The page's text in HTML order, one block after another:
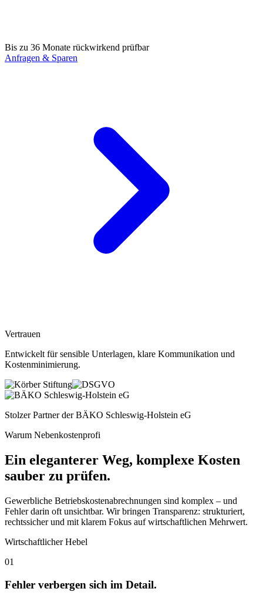
Bis zu 36 Monate rückwirkend prüfbar
Anfragen & Sparen
Vertrauen
Entwickelt für sensible Unterlagen, klare Kommunikation und
Kostenminimierung.
Stolzer Partner der BÄKO Schleswig-Holstein eG
Warum Nebenkostenprofi
Ein eleganterer Weg, komplexe Kosten
sauber zu prüfen.
Gewerbliche Betriebskostenabrechnungen sind komplex – und
Fehler darin oft unsichtbar. Wir bringen Transparenz: strukturiert,
rechtssicher und mit klarem Fokus auf wirtschaftlichen Mehrwert.
Wirtschaftlicher Hebel
01
Fehler verbergen sich im Detail.